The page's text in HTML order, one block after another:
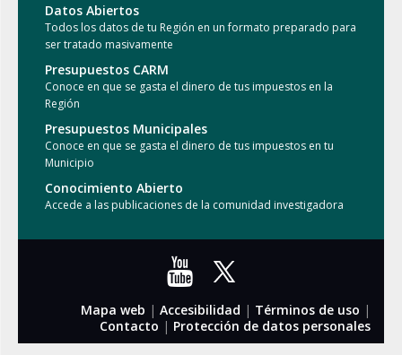
Datos Abiertos
Todos los datos de tu Región en un formato preparado para
ser tratado masivamente
Presupuestos CARM
Conoce en que se gasta el dinero de tus impuestos en la
Región
Presupuestos Municipales
Conoce en que se gasta el dinero de tus impuestos en tu
Municipio
Conocimiento Abierto
Accede a las publicaciones de la comunidad investigadora
Mapa web | Accesibilidad | Términos de uso |
Contacto | Protección de datos personales